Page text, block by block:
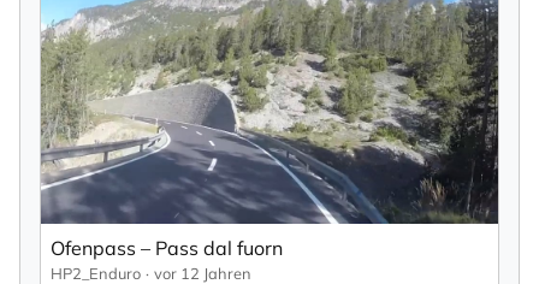
Ofenpass – Pass dal fuorn
HP2_Enduro vor 12 Jahren